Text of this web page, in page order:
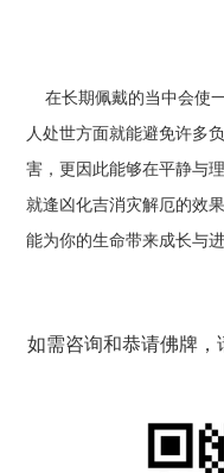
在长期佩戴的当中会使
人处世方面就能避免许多
害，更因此能够在平静与
就逢凶化吉消灾解厄的效
能为你的生命带来成长与
如需咨询和恭请佛牌，